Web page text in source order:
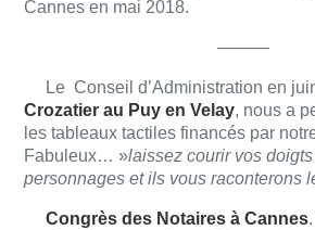
Cannes en mai 2018.
———
Le Conseil d’Administration en
Crozatier au Puy en Velay, nous a
les tableaux tactiles financés par
Fabuleux… »laissez courir vos
personnages et ils vous raconterons
Congrès des Notaires à Cannes